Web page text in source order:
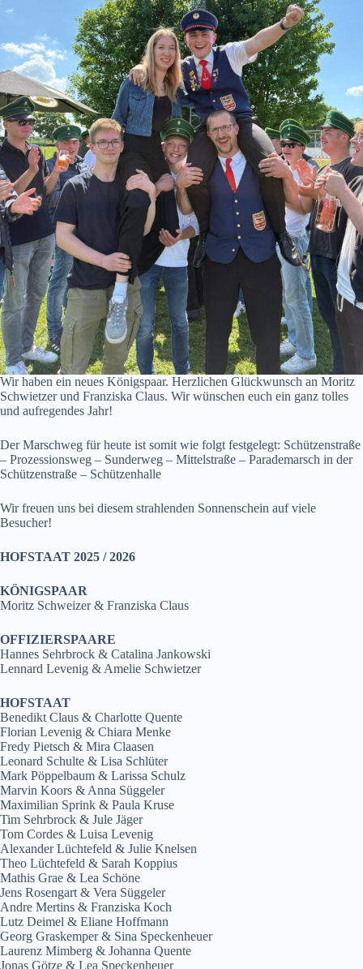
Wir haben ein neues Königspaar. Herzlichen Glückwunsch an Moritz
Schwietzer und Franziska Claus. Wir wünschen euch ein ganz tolles
und aufregendes Jahr!
Der Marschweg für heute ist somit wie folgt festgelegt: Schützenstraße
– Prozessionsweg – Sunderweg – Mittelstraße – Parademarsch in der
Schützenstraße – Schützenhalle
Wir freuen uns bei diesem strahlenden Sonnenschein auf viele
Besucher!
HOFSTAAT 2025 / 2026
KÖNIGSPAAR
Moritz Schweizer & Franziska Claus
OFFIZIERSPAARE
Hannes Sehrbrock & Catalina Jankowski
Lennard Levenig & Amelie Schwietzer
HOFSTAAT
Benedikt Claus & Charlotte Quente
Florian Levenig & Chiara Menke
Fredy Pietsch & Mira Claasen
Leonard Schulte & Lisa Schlüter
Mark Pöppelbaum & Larissa Schulz
Marvin Koors & Anna Süggeler
Maximilian Sprink & Paula Kruse
Tim Sehrbrock & Jule Jäger
Tom Cordes & Luisa Levenig
Alexander Lüchtefeld & Julie Knelsen
Theo Lüchtefeld & Sarah Koppius
Mathis Grae & Lea Schöne
Jens Rosengart & Vera Süggeler
Andre Mertins & Franziska Koch
Lutz Deimel & Eliane Hoffmann
Georg Graskemper & Sina Speckenheuer
Laurenz Mimberg & Johanna Quente
Jonas Götze & Lea Speckenheuer